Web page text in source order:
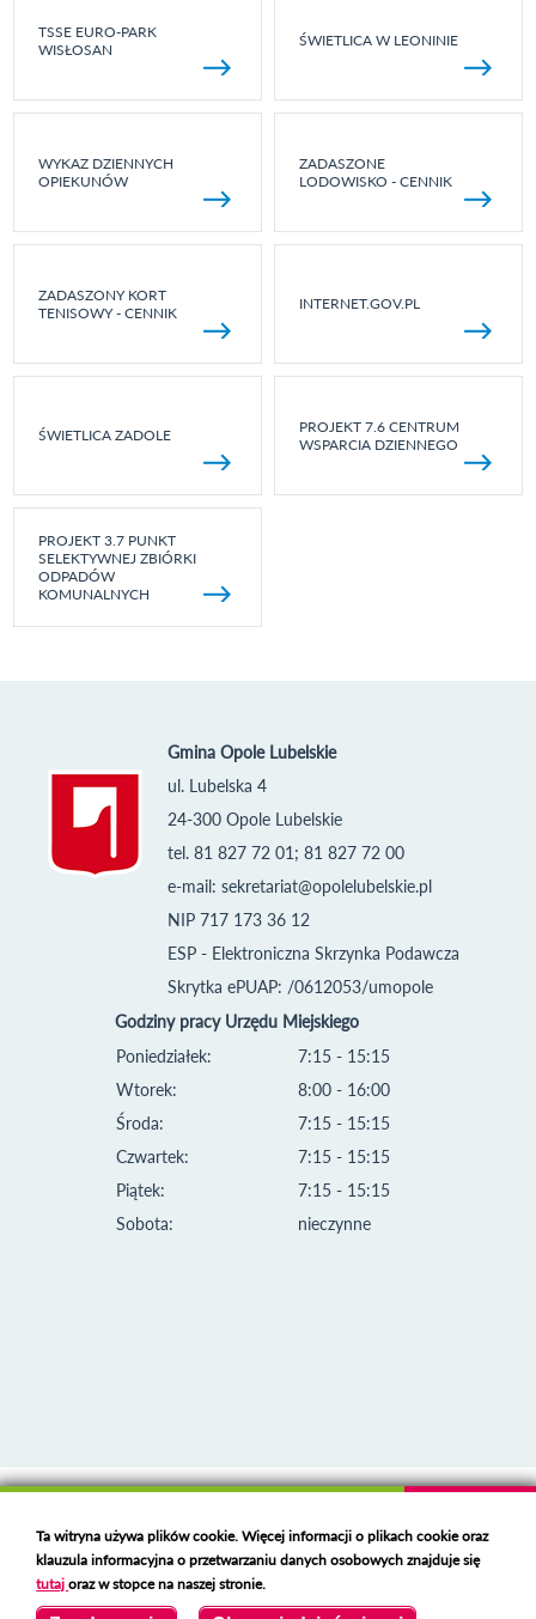
TSSE EURO-PARK
WISŁOSAN
ŚWIETLICA W LEONINIE
WYKAZ DZIENNYCH
OPIEKUNÓW
ZADASZONE
LODOWISKO - CENNIK
ZADASZONY KORT
TENISOWY - CENNIK
INTERNET.GOV.PL
ŚWIETLICA ZADOLE
PROJEKT 7.6 CENTRUM
WSPARCIA DZIENNEGO
PROJEKT 3.7 PUNKT
SELEKTYWNEJ ZBIÓRKI
ODPADÓW
KOMUNALNYCH
Gmina Opole Lubelskie
ul. Lubelska 4
24-300 Opole Lubelskie
tel. 81 827 72 01; 81 827 72 00
e-mail: sekretariat@opolelubelskie.pl
NIP 717 173 36 12
ESP - Elektroniczna Skrzynka Podawcza
Skrytka ePUAP: /0612053/umopole
Godziny pracy Urzędu Miejskiego
Poniedziałek:
Wtorek:
Środa:
Czwartek:
Piątek:
Sobota:
7:15 - 15:15
8:00 - 16:00
7:15 - 15:15
7:15 - 15:15
7:15 - 15:15
nieczynne
Deklaracja dostępności
Polski serwer RBLhttps://polspam.pl/
Copyright 2023 Urząd Miejski w Opolu Lubelskim
Ta witryna używa plików cookie. Więcej informacji o plikach cookie oraz
klauzula informacyjna o przetwarzaniu danych osobowych znajduje się
tutajoraz w stopce na naszej stronie.